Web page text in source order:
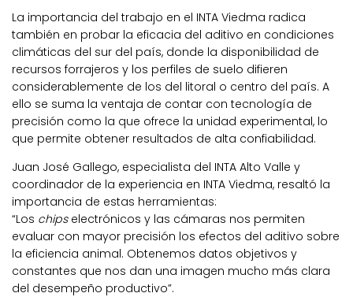
La importancia del trabajo en el INTA Viedma radica
también en probar la eficacia del aditivo en condiciones
climáticas del sur del país, donde la disponibilidad de
recursos forrajeros y los perfiles de suelo difieren
considerablemente de los del litoral o centro del país. A
ello se suma la ventaja de contar con tecnología de
precisión como la que ofrece la unidad experimental, lo
que permite obtener resultados de alta confiabilidad.
Juan José Gallego, especialista del INTA Alto Valle y
coordinador de la experiencia en INTA Viedma, resaltó la
importancia de estas herramientas:
“Los chipselectrónicos y las cámaras nos permiten
evaluar con mayor precisión los efectos del aditivo sobre
la eficiencia animal. Obtenemos datos objetivos y
constantes que nos dan una imagen mucho más clara
del desempeño productivo”.